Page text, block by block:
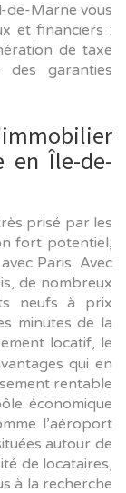
de-Marne vous
et financiers :
de taxe
garanties
en Île-de-
prisé par les
fort potentiel,
Paris. Avec
de nombreux
neufs à prix
minutes de la
locatif, le
qui en
rentable
économique
l’aéroport
autour de
de locataires,
à la recherche